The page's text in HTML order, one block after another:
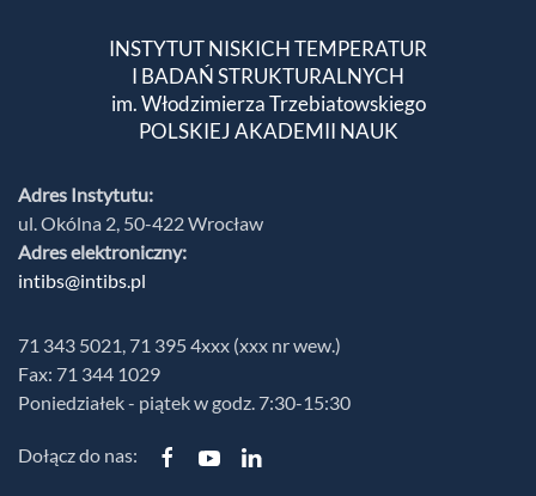
INSTYTUT NISKICH TEMPERATUR
I BADAŃ STRUKTURALNYCH
im. Włodzimierza Trzebiatowskiego
POLSKIEJ AKADEMII NAUK
Adres Instytutu:
ul. Okólna 2, 50-422 Wrocław
Adres elektroniczny:
intibs@intibs.pl
71 343 5021, 71 395 4xxx (xxx nr wew.)
Fax: 71 344 1029
Poniedziałek - piątek w godz. 7:30-15:30
Dołącz do nas: